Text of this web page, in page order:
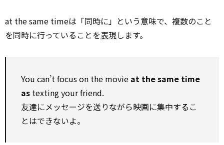
at the same timeは「同時に」という意味で、複数のこと
を同時に行っていることを表現します。
You can’t focus on the movie at the same time
as texting your friend.
友達にメッセージを送りながら映画に集中するこ
とはできないよ。